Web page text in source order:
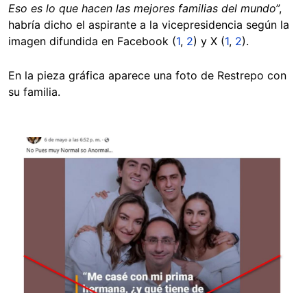
Eso es lo que hacen las mejores familias del mundo”,
habría dicho el aspirante a la vicepresidencia según la
imagen difundida en Facebook (1, 2) y X (1, 2).
En la pieza gráfica aparece una foto de Restrepo con
su familia.
Image